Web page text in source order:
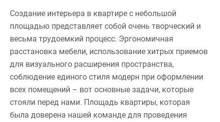
Создание интерьера в квартире с небольшой
площадью представляет собой очень творческий и
весьма трудоемкий процесс. Эргономичная
расстановка мебели, использование хитрых приемов
для визуального расширения пространства,
соблюдение единого стиля модерн при оформлении
всех помещений – вот основные задачи, которые
стояли перед нами. Площадь квартиры, которая
была доверена нашей команде для проведения